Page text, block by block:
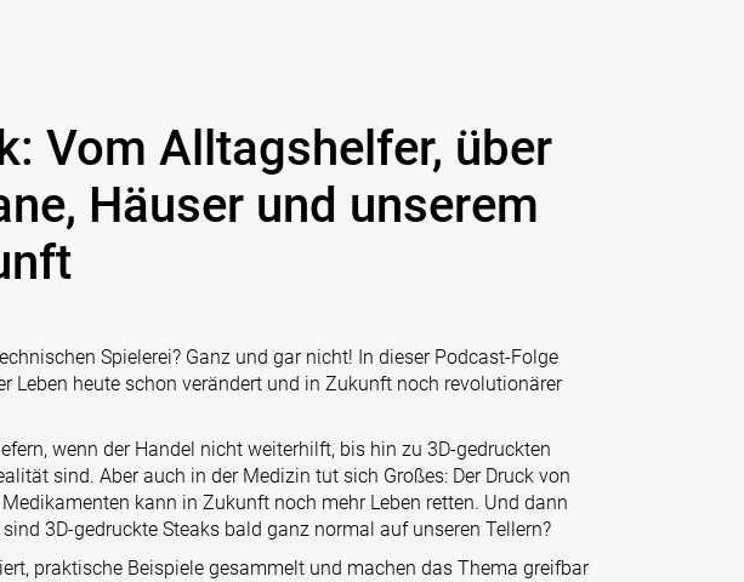
Vom Alltagshelfer, über
Häuser und unserem
Spielerei? Ganz und gar nicht! In dieser Podcast-Folge
Leben heute schon verändert und in Zukunft noch revolutionärer
wenn der Handel nicht weiterhilft, bis hin zu 3D-gedruckten
sind. Aber auch in der Medizin tut sich Großes: Der Druck von
kann in Zukunft noch mehr Leben retten. Und dann
3D-gedruckte Steaks bald ganz normal auf unseren Tellern?
praktische Beispiele gesammelt und machen das Thema greifbar